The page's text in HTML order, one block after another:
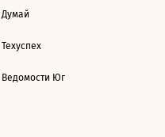
Думай
Техуспех
Ведомости Юг